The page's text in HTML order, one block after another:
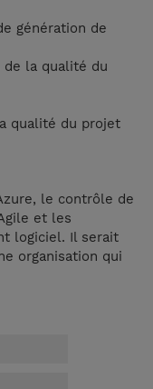
génération de
la qualité du
qualité du projet
le contrôle de
et les
logiciel. Il serait
organisation qui